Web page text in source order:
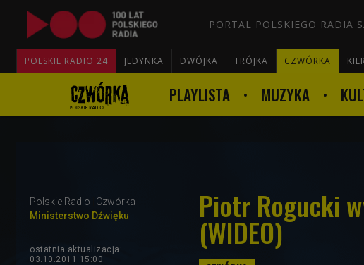
PORTAL POLSKIEGO RADIA
POLSKIE RADIO 24 JEDYNKA DWÓJKA TRÓJKA CZWÓRKA
PLAYLISTA MUZYKA
Polskie Radio
Czwórka
Ministerstwo Dźwięku
Piotr Rogucki
(WIDEO)
ostatnia aktualizacja:
03.10.2011 15:00